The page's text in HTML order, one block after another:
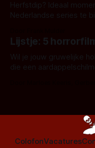
Herfstdip? Ideaal
Nederlandse series te bingen! Bij
Amsterdamned of The
is niet beperkt tot films.
Lijstje: 5
Wil je jouw gruwelijke
die een
ColofonVacatures